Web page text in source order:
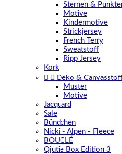
Sternen &
Motive
Kindermotive
Strickjersey
French Terry
Sweatstoff
Ripp Jersey
Kork
  Deko &
Muster
Motive
Jacquard
Sale
Bündchen
Nicki - Alpen - Fleece
BOUCLÉ
Qjutie Box Edition 3